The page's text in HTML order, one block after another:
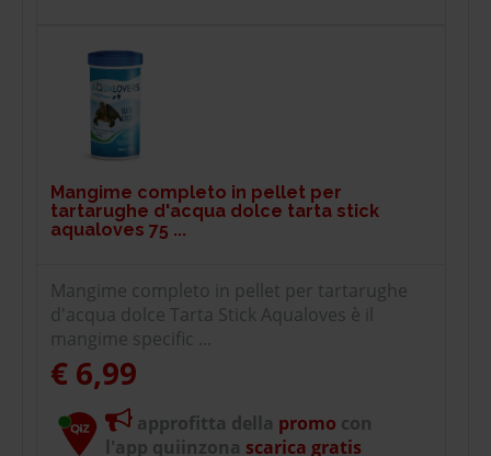
Mangime completo in pellet per
tartarughe d'acqua dolce tarta stick
aqualoves 75 ...
Mangime completo in pellet per tartarughe
d'acqua dolce Tarta Stick Aqualoves è il
mangime specific ...
€ 6,99
approfitta della promo con
l'app quiinzona scarica gratis